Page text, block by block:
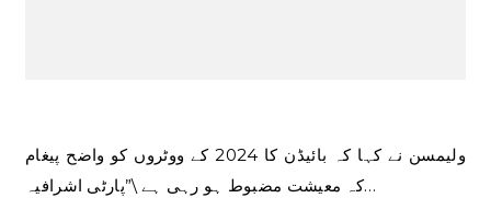
ولیمسن نے کہا کہ بائیڈن کا 2024 کے ووٹروں کو واضح پیغام
کہ معیشت مضبوط ہو رہی ہے \”پارٹی اشرافیہ…